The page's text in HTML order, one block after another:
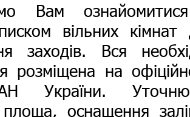
Вам
вільних кімнат
заходів. Вся
розміщена на
України.
площа, оснащення